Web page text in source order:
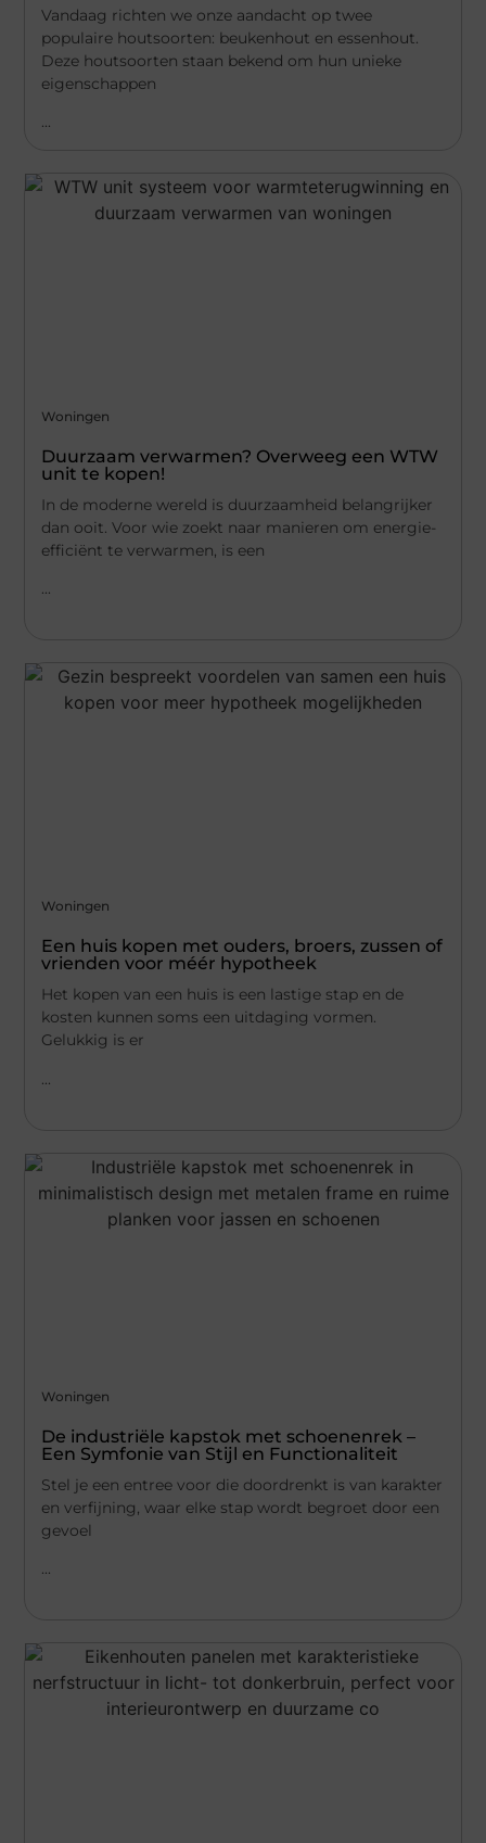
Vandaag richten we onze aandacht op twee
populaire houtsoorten: beukenhout en essenhout.
Deze houtsoorten staan bekend om hun unieke
eigenschappen
...
Woningen
Duurzaam verwarmen? Overweeg een WTW
unit te kopen!
In de moderne wereld is duurzaamheid belangrijker
dan ooit. Voor wie zoekt naar manieren om energie-
efficiënt te verwarmen, is een
...
Woningen
Een huis kopen met ouders, broers, zussen of
vrienden voor méér hypotheek
Het kopen van een huis is een lastige stap en de
kosten kunnen soms een uitdaging vormen.
Gelukkig is er
...
Woningen
De industriële kapstok met schoenenrek –
Een Symfonie van Stijl en Functionaliteit
Stel je een entree voor die doordrenkt is van karakter
en verfijning, waar elke stap wordt begroet door een
gevoel
...